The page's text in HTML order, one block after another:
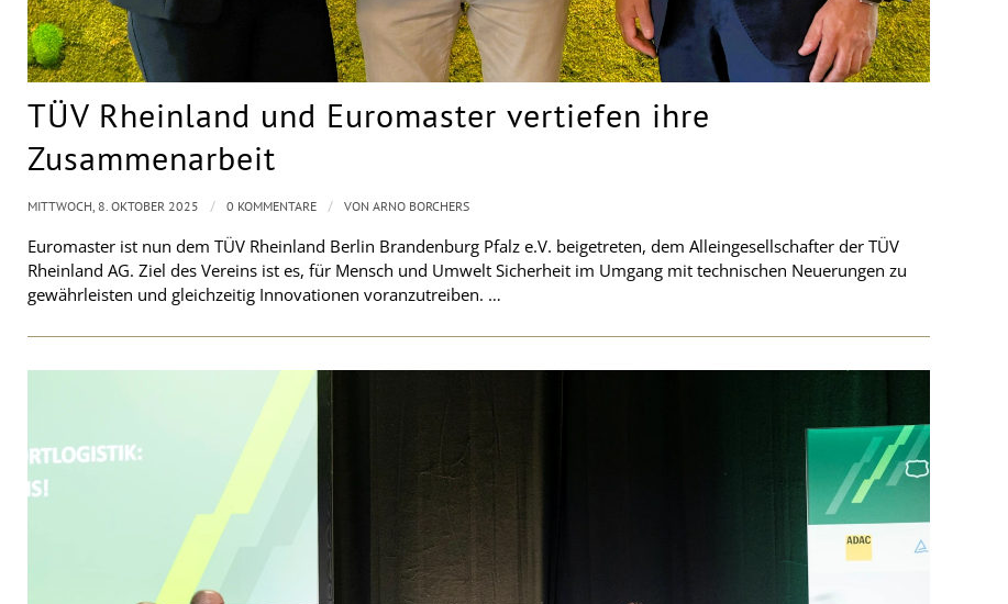
TÜV Rheinland und Euromaster vertiefen ihre
Zusammenarbeit
Euromaster ist nun dem TÜV Rheinland Berlin Brandenburg Pfalz e.V. beigetreten, dem Alleingesellschafter der TÜV
Rheinland AG. Ziel des Vereins ist es, für Mensch und Umwelt Sicherheit im Umgang mit technischen Neuerungen zu
gewährleisten und gleichzeitig Innovationen voranzutreiben. …
MITTWOCH, 8. OKTOBER 2025 / 0 KOMMENTARE / VON ARNO BORCHERS